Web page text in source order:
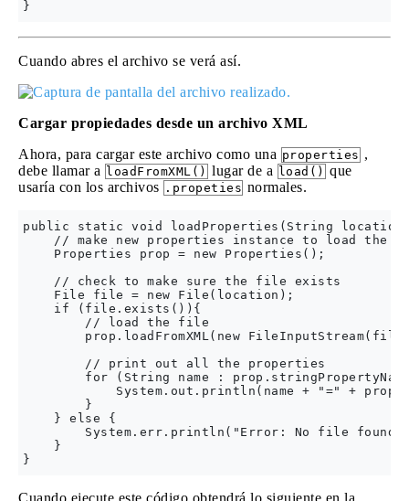
Cuando abres el archivo se verá así.
Cargar propiedades desde un archivo XML
Ahora, para cargar este archivo como una properties ,
debe llamar a loadFromXML() lugar de a load() que
usaría con los archivos .propeties normales.
public static void loadProperties(String location)
// make new properties instance to load the
    Properties prop = new Properties();
    // check to make sure the file exists
    File file = new File(location);
    if (file.exists()){
        // load the file
prop.loadFromXML(new
        // print out all the properties
for (String name :
System.out.println(name + "=" +
        }
    } else {
System.err.println("Error: No file found
    }
Cuando ejecute este código obtendrá lo siguiente en la